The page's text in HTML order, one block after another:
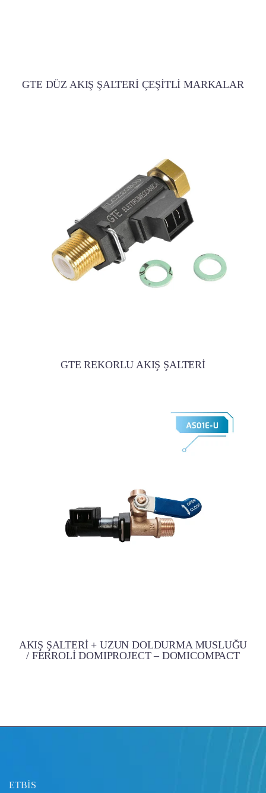
GTE DÜZ AKIŞ ŞALTERİ ÇEŞİTLİ MARKALAR
GTE REKORLU AKIŞ ŞALTERİ
AKIŞ ŞALTERİ + UZUN DOLDURMA MUSLUĞU
/ FERROLİ DOMIPROJECT – DOMICOMPACT
ETBİS